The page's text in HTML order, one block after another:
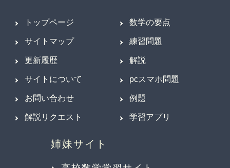
トップページ
サイトマップ
更新履歴
サイトについて
お問い合わせ
解説リクエスト
数学の要点
練習問題
解説
pcスマホ問題
例題
学習アプリ